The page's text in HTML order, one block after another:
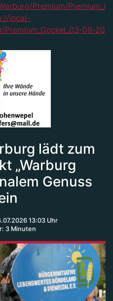
lädt zum
„Warburg
Genuss
13:03 Uhr
3 Minuten